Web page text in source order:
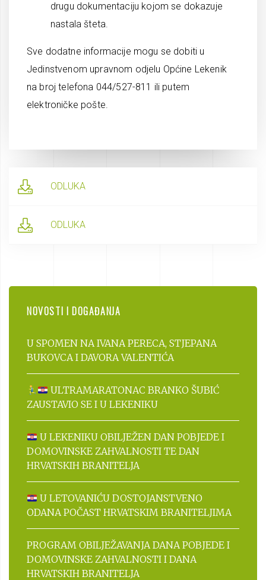
drugu dokumentaciju kojom se dokazuje
nastala šteta.
Sve dodatne informacije mogu se dobiti u
Jedinstvenom upravnom odjelu Općine Lekenik
na broj telefona 044/527-811 ili putem
elektroničke pošte.
ODLUKA
ODLUKA
NOVOSTI I DOGAĐANJA
U SPOMEN NA IVANA PERECA, STJEPANA
BUKOVCA I DAVORA VALENTIĆA
ULTRAMARATONAC BRANKO ŠUBIĆ
ZAUSTAVIO SE I U LEKENIKU
U LEKENIKU OBILJEŽEN DAN POBJEDE I
DOMOVINSKE ZAHVALNOSTI TE DAN
HRVATSKIH BRANITELJA
U LETOVANIĆU DOSTOJANSTVENO
ODANA POČAST HRVATSKIM BRANITELJIMA
PROGRAM OBILJEŽAVANJA DANA POBJEDE I
DOMOVINSKE ZAHVALNOSTI I DANA
HRVATSKIH BRANITELJA